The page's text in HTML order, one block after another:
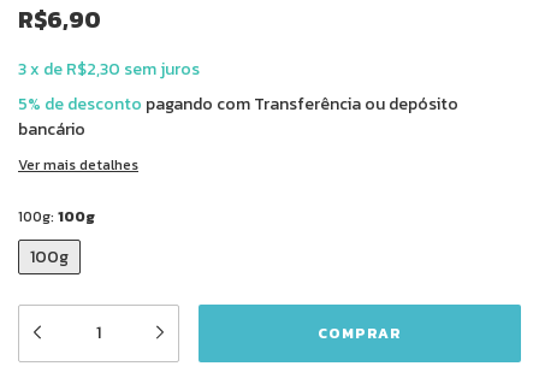
R$6,90
3x deR$2,30 sem juros
5% de desconto pagando com Transferência ou depósito
bancário
Ver mais detalhes
100g: 100g
100g